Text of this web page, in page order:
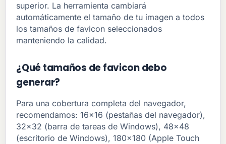
superior. La herramienta cambiará
automáticamente el tamaño de tu imagen a todos
los tamaños de favicon seleccionados
manteniendo la calidad.
¿Qué tamaños de favicon debo
generar?
Para una cobertura completa del navegador,
recomendamos: 16x16 (pestañas del navegador),
32x32 (barra de tareas de Windows), 48x48
(escritorio de Windows), 180x180 (Apple Touch